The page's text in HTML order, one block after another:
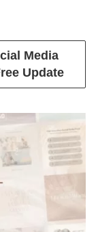
Media
Update